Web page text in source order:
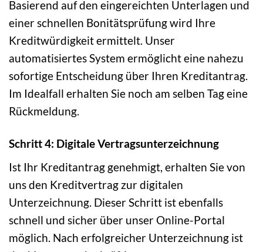
Basierend auf den eingereichten Unterlagen und
einer schnellen Bonitätsprüfung wird Ihre
Kreditwürdigkeit ermittelt. Unser
automatisiertes System ermöglicht eine nahezu
sofortige Entscheidung über Ihren Kreditantrag.
Im Idealfall erhalten Sie noch am selben Tag eine
Rückmeldung.
Schritt 4: Digitale Vertragsunterzeichnung
Ist Ihr Kreditantrag genehmigt, erhalten Sie von
uns den Kreditvertrag zur digitalen
Unterzeichnung. Dieser Schritt ist ebenfalls
schnell und sicher über unser Online-Portal
möglich. Nach erfolgreicher Unterzeichnung ist